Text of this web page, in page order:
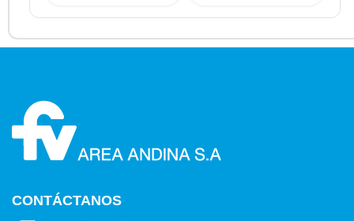
CONTÁCTANOS